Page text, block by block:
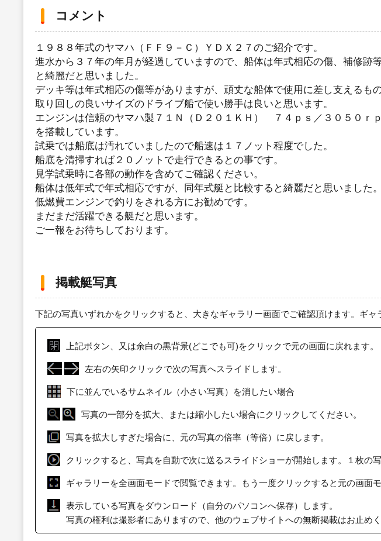
コメント
１９８８年式のヤマハ（ＦＦ９－Ｃ）ＹＤＸ２７のご紹介です。
進水から３７年の年月が経過していますので、船体は年式相応の傷、補修
と綺麗だと思いました。
デッキ等は年式相応の傷等がありますが、頑丈な船体で使用に差し支えるも
取り回しの良いサイズのドライブ船で使い勝手は良いと思います。
エンジンは信頼のヤマハ製７１Ｎ（Ｄ２０１ＫＨ） ７４ｐｓ／３０５０ｒ
を搭載しています。
試乗では船底は汚れていましたので船速は１７ノット程度でした。
船底を清掃すれば２０ノットで走行できるとの事です。
見学試乗時に各部の動作を含めてご確認ください。
船体は低年式で年式相応ですが、同年式艇と比較すると綺麗だと思いました。
低燃費エンジンで釣りをされる方にお勧めです。
まだまだ活躍できる艇だと思います。
ご一報をお待ちしております。
掲載艇写真
下記の写真いずれかをクリックすると、大きなギャラリー画面でご確認頂けます。ギャ
上記ボタン、又は余白の黒背景(どこでも可)をクリックで元の画面に戻れます。
左右の矢印クリックで次の写真へスライドします。
下に並んでいるサムネイル（小さい写真）を消したい場合
写真の一部分を拡大、または縮小したい場合にクリックしてください。
写真を拡大しすぎた場合に、元の写真の倍率（等倍）に戻します。
クリックすると、写真を自動で次に送るスライドショーが開始します。１枚の
ギャラリーを全画面モードで閲覧できます。もう一度クリックすると元の画面モ
表示している写真をダウンロード（自分のパソコンへ保存）します。
写真の権利は撮影者にありますので、他のウェブサイトへの無断掲載はお止めく